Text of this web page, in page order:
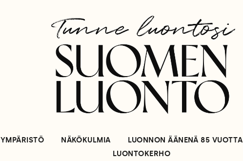
YMPÄRISTÖ NÄKÖKULMIA LUONNON ÄÄNENÄ 85 VUOTTA
LUONTOKERHO